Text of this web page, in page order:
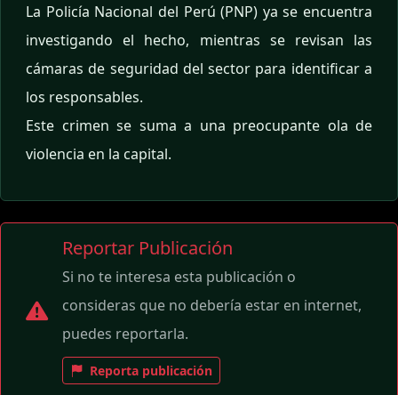
La Policía Nacional del Perú (PNP) ya se encuentra
investigando el hecho, mientras se revisan las
cámaras de seguridad del sector para identificar a
los responsables.
Este crimen se suma a una preocupante ola de
violencia en la capital.
Reportar Publicación
Si no te interesa esta publicación o
consideras que no debería estar en internet,
puedes reportarla.
Reporta publicación